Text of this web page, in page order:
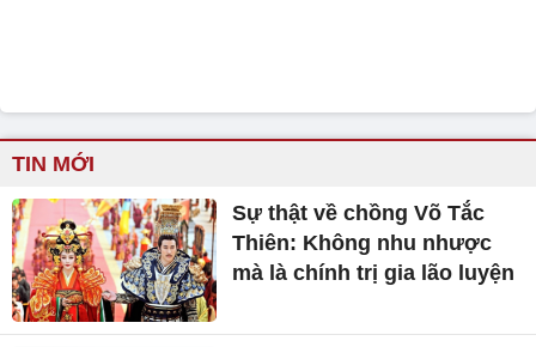
TIN MỚI
Sự thật về chồng Võ Tắc
Thiên: Không nhu nhược
mà là chính trị gia lão luyện